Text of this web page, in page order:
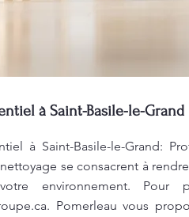
à Saint-Basile-le-Grand
à Saint-Basile-le-Grand:
se consacrent à
environnement. Pour
. Pomerleau vous